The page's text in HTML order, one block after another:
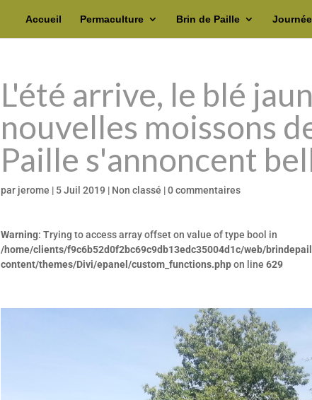
Accueil Permaculture Brin de Paille
L'été arrive, le blé
nouvelles moissons
Paille s'annoncent
par jerome | 5 Juil 2019 | Non classé |0 commentaires
Warning: Trying to access array offset on value of type bool in
/home/clients/f9c6b52d0f2bc69c9db13edc35004d1c/web/
content/themes/Divi/epanel/custom_functions.phpon line 629